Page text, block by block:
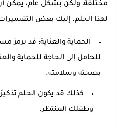
مختلفة، ولكن بشكل عام، يمكن
لهذا الحلم. إليك بعض
الحماية والعناية: قد يرمز
للحامل إلى الحاجة للحماية
بصحته وسلامته.
كذلك قد يكون الحلم
وطفلك المنتظر.